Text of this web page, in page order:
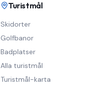
Turistmål
Skidorter
Golfbanor
Badplatser
Alla turistmål
Turistmål-karta